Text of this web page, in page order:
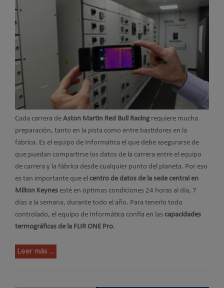
Cada carrera de Aston Martin Red Bull Racing requiere mucha
preparación, tanto en la pista como entre bastidores en la
fábrica. Es el equipo de Informática el que debe asegurarse de
que puedan compartirse los datos de la carrera entre el equipo
de carrera y la fábrica desde cualquier punto del planeta. Por eso
es tan importante que el centro de datos de la sede central en
Milton Keynes esté en óptimas condiciones 24 horas al día, 7
días a la semana, durante todo el año. Para tenerlo todo
controlado, el equipo de Informática confía en las capacidades
termográficas de la FLIR ONE Pro.
Leer más ...